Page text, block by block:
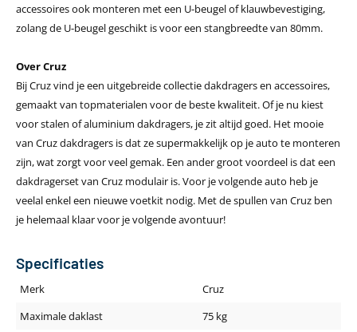
accessoires ook monteren met een U-beugel of klauwbevestiging,
zolang de U-beugel geschikt is voor een stangbreedte van 80mm.
Over Cruz
Bij Cruz vind je een uitgebreide collectie dakdragers en accessoires,
gemaakt van topmaterialen voor de beste kwaliteit. Of je nu kiest
voor stalen of aluminium dakdragers, je zit altijd goed. Het mooie
van Cruz dakdragers is dat ze supermakkelijk op je auto te monteren
zijn, wat zorgt voor veel gemak. Een ander groot voordeel is dat een
dakdragerset van Cruz modulair is. Voor je volgende auto heb je
veelal enkel een nieuwe voetkit nodig. Met de spullen van Cruz ben
je helemaal klaar voor je volgende avontuur!
Specificaties
Merk
Cruz
Maximale daklast
75 kg